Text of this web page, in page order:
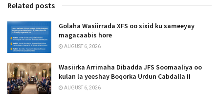
Related posts
Golaha Wasiirrada XFS oo sixid ku sameeyay
magacaabis hore
AUGUST 6, 2026
Wasiirka Arrimaha Dibadda JFS Soomaaliya oo
kulan la yeeshay Boqorka Urdun Cabdalla II
AUGUST 6, 2026